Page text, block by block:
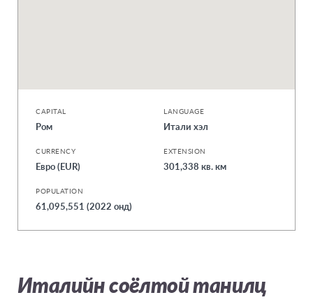
CAPITAL
Ром
LANGUAGE
Итали хэл
CURRENCY
Евро (EUR)
EXTENSION
301,338 кв. км
POPULATION
61,095,551 (2022 онд)
Италийн соёлтой танилц